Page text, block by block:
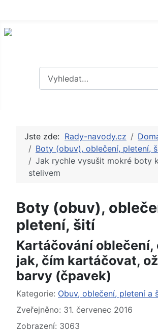
Jste zde: Rady-navody.cz
Boty (obuv), oblečení, pletení,
Jak rychle vysušit mokré boty
stelivem
Boty (obuv),
pletení, šití
Kartáčování oblečení,
jak, čím kartáčovat,
barvy (čpavek)
Základní údaje
Kategorie: Obuv, oblečení, pletení a
Zveřejněno: 31. červenec 2016
Zobrazení: 3063